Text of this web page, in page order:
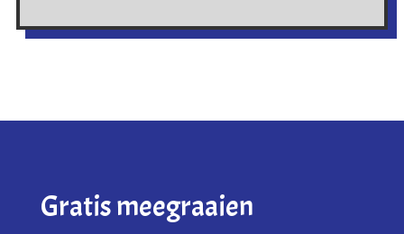
Gratis meegraaien